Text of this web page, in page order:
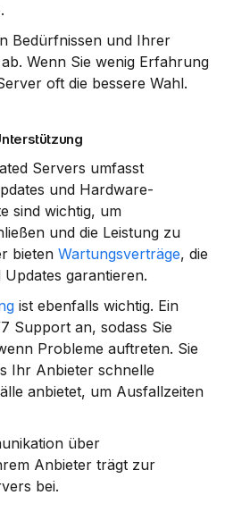
Bedürfnissen und Ihrer
Wenn Sie wenig Erfahrung
oft die bessere Wahl.
Servers umfasst
und Hardware-
sind wichtig, um
und die Leistung zu
bieten Wartungsverträge, die
garantieren.
ist ebenfalls wichtig. Ein
Support an, sodass Sie
Probleme auftreten. Sie
Ihr Anbieter schnelle
anbietet, um Ausfallzeiten
über
Anbieter trägt zur
bei.